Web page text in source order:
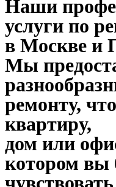
Наши
услуги по
в Москве и
Мы
ремонту,
квартиру,
дом или
котором вы